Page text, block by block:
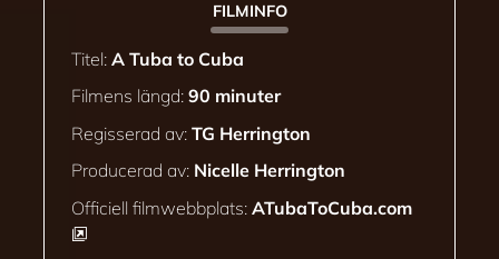
FILMINFO
Titel: A Tuba to Cuba
Filmens längd: 90 minuter
Regisserad av: TG Herrington
Producerad av: Nicelle Herrington
Officiell filmwebbplats: ATubaToCuba.com